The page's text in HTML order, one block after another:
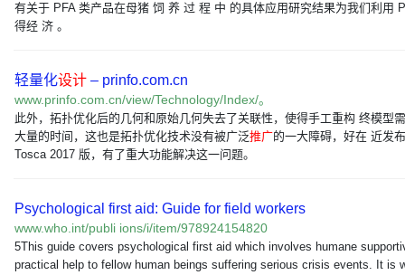
有关于 PFA 类产品在母猪 饲 养 过 程 中 的具体应用研究结果为我们利用
得经 济 。
轻量化设计 – prinfo.com.cn
www.prinfo.com.cn/view/Technology/Index/。
此外，拓扑优化后的几何和原始几何失去了关联性，使得手工重构 终模型
大量的时间，这也是拓扑优化技术没有被广泛推广的一大障碍，好在 近发
Tosca 2017 版，有了重大功能解决这一问题。
Psychological first aid: Guide for field workers
www.who.int/publi ions/i/item/978924154820
5This guide covers psychological first aid which involves humane
practical help to fellow human beings suffering serious crisis events. It is